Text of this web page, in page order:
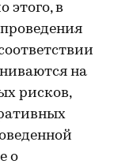
этого, в
на
рисков,
о